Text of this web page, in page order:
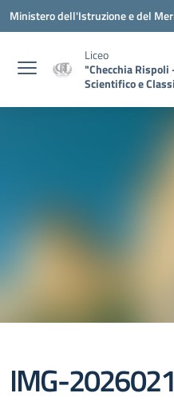
Vai ai contenuti
Vai al menu di navigazione
Vai al footer
Ministero dell'Istruzione e del
Liceo
"Checchia Rispoli
Scientifico e
IMG-